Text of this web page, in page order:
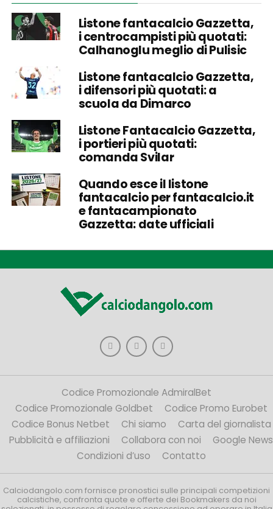
Listone fantacalcio Gazzetta,
i centrocampisti più quotati:
Calhanoglu meglio di Pulisic
Listone fantacalcio Gazzetta,
i difensori più quotati: a
scuola da Dimarco
Listone Fantacalcio Gazzetta,
i portieri più quotati:
comanda Svilar
Quando esce il listone
fantacalcio per fantacalcio.it
e fantacampionato
Gazzetta: date ufficiali
Codice Promozionale AdmiralBet
Codice Promozionale Goldbet
Codice Promo Eurobet
Codice Bonus Netbet
Chi siamo
Carta del giornalista
Pubblicità e affiliazioni
Collabora con noi
Google News
Condizioni d’uso
Contatto
Calciodangolo.com fornisce pronostici sulle principali competizioni
calcistiche, confronta quote e offerte dei Bookmakers da noi